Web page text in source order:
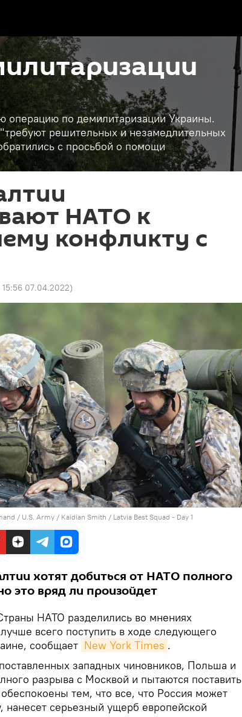
операцию по демилитаризации Украины.
решительных и незамедлительных
с просьбой о помощи
НАТО к
конфликту с
15:56 07.04.2022)
/ U.S. Army / Kaidian Smith / Latvia Best Squad - Day 1
хотят добиться от НАТО полного
это вряд ли произойдет
НАТО разделились во мнениях
всего поступить в ходе следующего
сообщает New York Times .
западных чиновников, Польша и
разрыва с Москвой и пытаются поставить
тем, что все, что Россия может
нанесет серьезный ущерб европейской